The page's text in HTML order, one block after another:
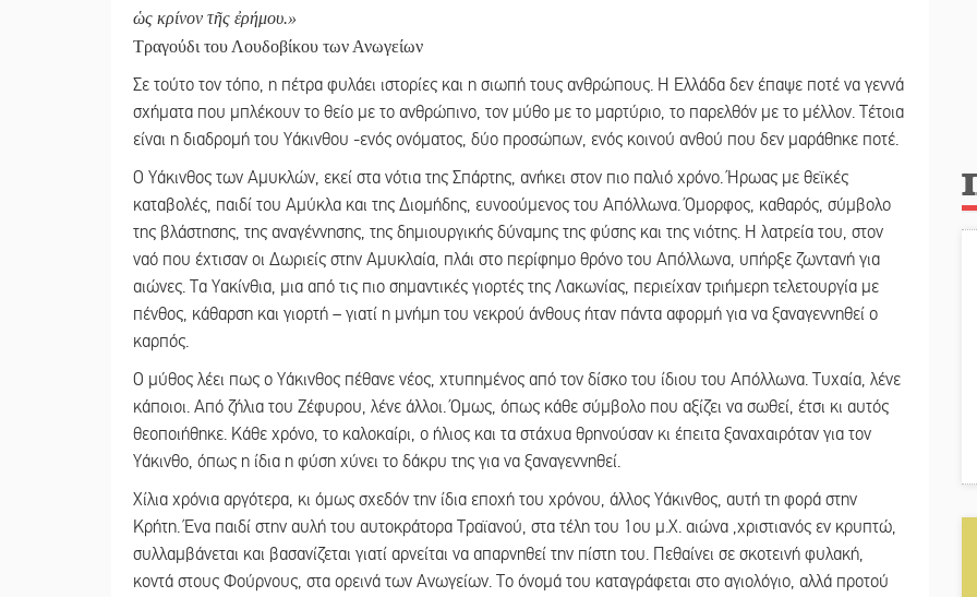
ὡς κρίνον τῆς ἐρήμου.»
Τραγούδι του Λουδοβίκου των Ανωγείων
Σε τούτο τον τόπο, η πέτρα φυλάει ιστορίες και η σιωπή τους ανθρώπους. Η Ελλάδα δεν έπαψε ποτέ να γεννά
σχήματα που μπλέκουν το θείο με το ανθρώπινο, τον μύθο με το μαρτύριο, το παρελθόν με το μέλλον. Τέτοια
είναι η διαδρομή του Υάκινθου -ενός ονόματος, δύο προσώπων, ενός κοινού ανθού που δεν μαράθηκε ποτέ.
Ο Υάκινθος των Αμυκλών, εκεί στα νότια της Σπάρτης, ανήκει στον πιο παλιό χρόνο. Ήρωας με θεϊκές
καταβολές, παιδί του Αμύκλα και της Διομήδης, ευνοούμενος του Απόλλωνα. Όμορφος, καθαρός, σύμβολο
της βλάστησης, της αναγέννησης, της δημιουργικής δύναμης της φύσης και της νιότης. Η λατρεία του, στον
ναό που έχτισαν οι Δωριείς στην Αμυκλαία, πλάι στο περίφημο θρόνο του Απόλλωνα, υπήρξε ζωντανή για
αιώνες. Τα Υακίνθια, μια από τις πιο σημαντικές γιορτές της Λακωνίας, περιείχαν τριήμερη τελετουργία με
πένθος, κάθαρση και γιορτή – γιατί η μνήμη του νεκρού άνθους ήταν πάντα αφορμή για να ξαναγεννηθεί ο
καρπός.
Ο μύθος λέει πως ο Υάκινθος πέθανε νέος, χτυπημένος από τον δίσκο του ίδιου του Απόλλωνα. Τυχαία, λένε
κάποιοι. Από ζήλια του Ζέφυρου, λένε άλλοι. Όμως, όπως κάθε σύμβολο που αξίζει να σωθεί, έτσι κι αυτός
θεοποιήθηκε. Κάθε χρόνο, το καλοκαίρι, ο ήλιος και τα στάχυα θρηνούσαν κι έπειτα ξαναχαιρόταν για τον
Υάκινθο, όπως η ίδια η φύση χύνει το δάκρυ της για να ξαναγεννηθεί.
Χίλια χρόνια αργότερα, κι όμως σχεδόν την ίδια εποχή του χρόνου, άλλος Υάκινθος, αυτή τη φορά στην
Κρήτη. Ένα παιδί στην αυλή του αυτοκράτορα Τραϊανού, στα τέλη του 1ου μ.Χ. αιώνα ,χριστιανός εν κρυπτώ,
συλλαμβάνεται και βασανίζεται γιατί αρνείται να απαρνηθεί την πίστη του. Πεθαίνει σε σκοτεινή φυλακή,
κοντά στους Φούρνους, στα ορεινά των Ανωγείων. Το όνομά του καταγράφεται στο αγιολόγιο, αλλά προτού